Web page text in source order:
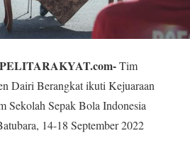
Tim
Dairi Berangkat ikuti Kejuaraan
Sekolah Sepak Bola Indonesia
14-18 September 2022